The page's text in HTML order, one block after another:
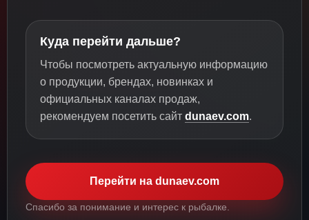
Куда перейти дальше?
Чтобы посмотреть актуальную информацию
о продукции, брендах, новинках и
официальных каналах продаж,
рекомендуем посетить сайт dunaev.com.
Перейти на dunaev.com
Спасибо за понимание и интерес к рыбалке.